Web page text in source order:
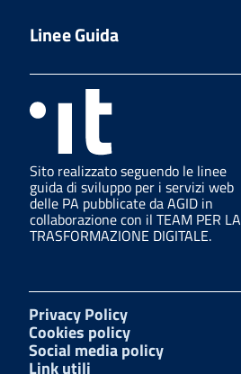
Linee Guida
Sito realizzato seguendo le linee
guida di sviluppo per i servizi web
delle PA pubblicate da AGID in
collaborazione con il TEAM PER LA
TRASFORMAZIONE DIGITALE.
Privacy Policy
Cookies policy
Social media policy
Link utili